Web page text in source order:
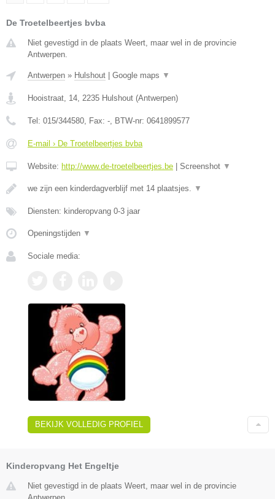
De Troetelbeertjes bvba
Niet gevestigd in de plaats Weert, maar wel in de provincie
Antwerpen.
Antwerpen » Hulshout Google maps ▼
Hooistraat, 14, 2235 Hulshout (Antwerpen)
Tel: 015/344580, Fax: -, BTW-nr: 0641899577
E-mail › De Troetelbeertjes bvba
Website: http://www.de-troetelbeertjes.be Screenshot ▼
we zijn een kinderdagverblijf met 14 plaatsjes. ▼
Diensten: kinderopvang 0-3 jaar
Openingstijden ▼
Sociale media:
BEKIJK VOLLEDIG PROFIEL
Kinderopvang Het Engeltje
Niet gevestigd in de plaats Weert, maar wel in de provincie